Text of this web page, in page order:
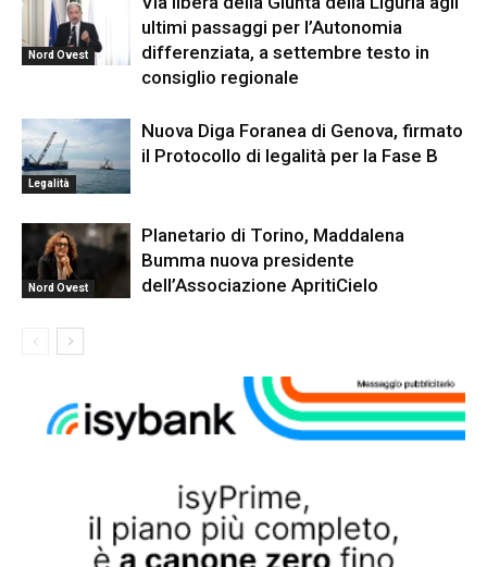
Nord Ovest
ultimi passaggi per l’Autonomia
differenziata, a settembre testo in
consiglio regionale
Legalità
Nuova Diga Foranea di Genova, firmato
il Protocollo di legalità per la Fase B
Nord Ovest
Planetario di Torino, Maddalena
Bumma nuova presidente
dell’Associazione ApritiCielo